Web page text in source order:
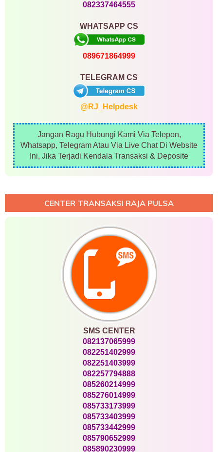
082337464555
WHATSAPP CS
089671864999
TELEGRAM CS
@RJ_Helpdesk
Jangan Ragu Hubungi Kami Via Telepon,
Whatsapp, Telegram Atau Via Live Chat Di Website
Ini, Jika Terjadi Kendala Transaksi & Deposite
CENTER TRANSAKSI RAJA PULSA
SMS CENTER
082137065999
082251402999
082251403999
082257794888
085260214999
085276014999
085733173999
085733403999
085733442999
085790652999
085890230999